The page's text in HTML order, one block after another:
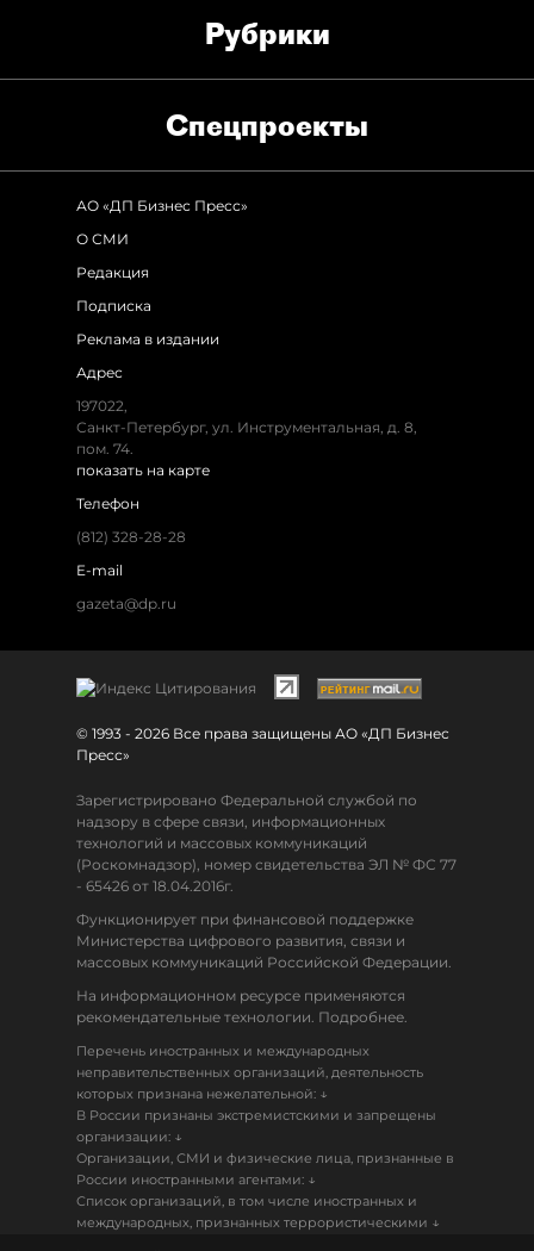
Рубрики
Спец­проекты
АО «ДП Бизнес Пресс»
О СМИ
Редакция
Подписка
Реклама в издании
Адрес
197022,
Санкт-Петербург, ул. Инструментальная, д. 8,
пом. 74.
показать на карте
Телефон
(812) 328-28-28
E-mail
gazeta@dp.ru
© 1993 - 2026 Все права защищены АО «ДП Бизнес
Пресс»
Зарегистрировано Федеральной службой по
надзору в сфере связи, информационных
технологий и массовых коммуникаций
(Роскомнадзор), номер свидетельства ЭЛ № ФС 77
- 65426 от 18.04.2016г.
Функционирует при финансовой поддержке
Министерства цифрового развития, связи и
массовых коммуникаций Российской Федерации.
На информационном ресурсе применяются
рекомендательные технологии. Подробнее.
Перечень иностранных и международных
неправительственных организаций, деятельность
которых признана нежелательной: ↓
В России признаны экстремистскими и запрещены
организации: ↓
Организации, СМИ и физические лица, признанные в
России иностранными агентами: ↓
Список организаций, в том числе иностранных и
международных, признанных террористическими ↓